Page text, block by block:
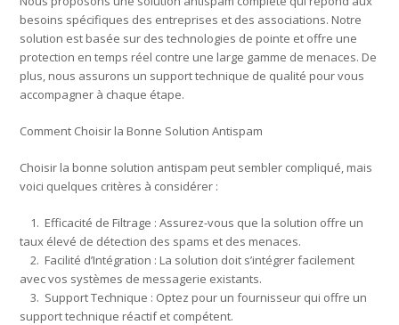
besoins spécifiques des entreprises et des associations. Notre
solution est basée sur des technologies de pointe et offre une
protection en temps réel contre une large gamme de menaces. De
plus, nous assurons un support technique de qualité pour vous
accompagner à chaque étape.
Comment Choisir la Bonne Solution Antispam
Choisir la bonne solution antispam peut sembler compliqué, mais
voici quelques critères à considérer :
1. Efficacité de Filtrage : Assurez-vous que la solution offre un
taux élevé de détection des spams et des menaces.
2. Facilité d’Intégration : La solution doit s’intégrer facilement
avec vos systèmes de messagerie existants.
3. Support Technique : Optez pour un fournisseur qui offre un
support technique réactif et compétent.